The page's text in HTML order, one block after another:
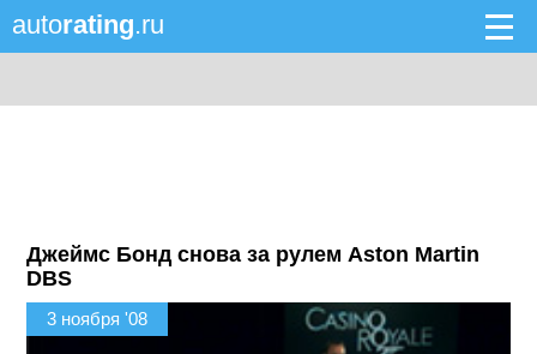
autorating.ru
Джеймс Бонд снова за рулем Aston Martin
DBS
3 ноября '08